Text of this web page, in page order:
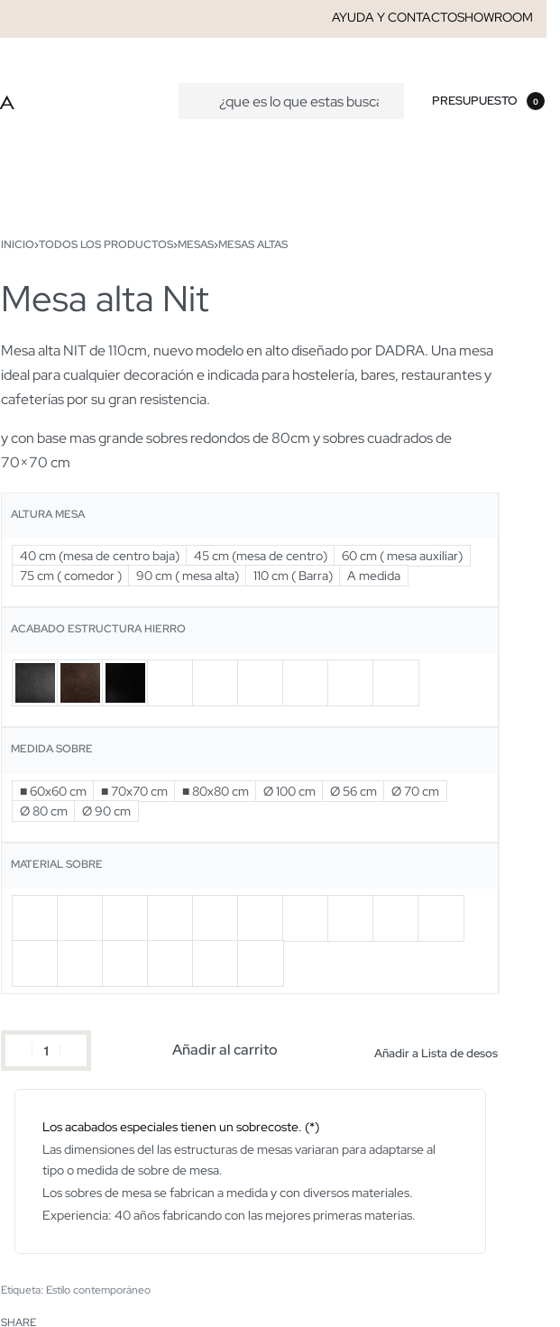
AYUDA Y CONTACTOSHOWROOM
PRESUPUESTO 0
INICIO›TODOS LOS PRODUCTOS›MESAS›MESAS ALTAS
Mesa alta Nit
Mesa alta NIT de 110cm, nuevo modelo en alto diseñado por DADRA. Una mesa
ideal para cualquier decoración e indicada para hostelería, bares, restaurantes y
cafeterías por su gran resistencia.
y con base mas grande sobres redondos de 80cm y sobres cuadrados de
70×70 cm
ALTURA MESA
40 cm (mesa de centro baja) 45 cm (mesa de centro)
60 cm ( mesa auxiliar)
75 cm ( comedor )
90 cm ( mesa alta) 110 cm ( Barra) A medida
ACABADO ESTRUCTURA HIERRO
MEDIDA SOBRE
■ 60x60 cm ■ 70x70 cm ■ 80x80 cm Ø 100 cm Ø 56 cm
Ø 70 cm
Ø 80 cm
Ø 90 cm
MATERIAL SOBRE
Añadir al carrito Añadir a Lista de desos
Los acabados especiales tienen un sobrecoste. (*)
Las dimensiones del las estructuras de mesas variaran para adaptarse al
tipo o medida de sobre de mesa.
Los sobres de mesa se fabrican a medida y con diversos materiales.
Experiencia: 40 años fabricando con las mejores primeras materias.
Etiqueta: Estilo contemporáneo
SHARE